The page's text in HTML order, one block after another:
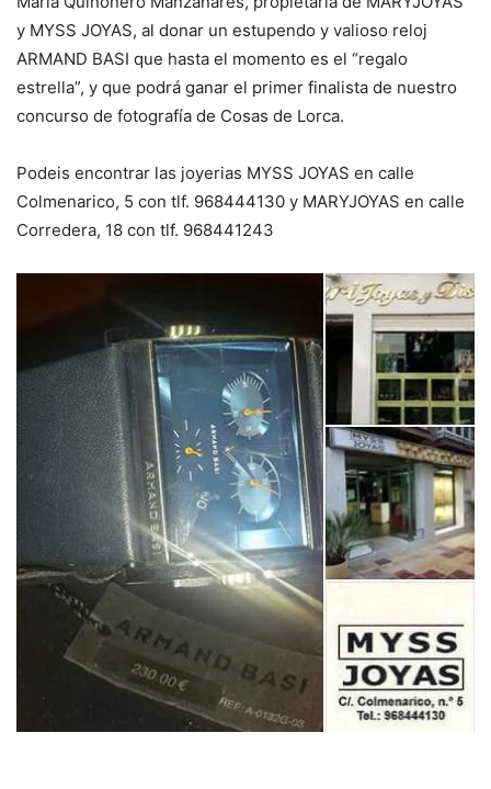
y MYSS JOYAS, al donar un estupendo y valioso reloj
ARMAND BASI que hasta el momento es el “regalo
estrella”, y que podrá ganar el primer finalista de nuestro
concurso de fotografía de Cosas de Lorca.
Podeis encontrar las joyerias MYSS JOYAS en calle
Colmenarico, 5 con tlf. 968444130 y MARYJOYAS en calle
Corredera, 18 con tlf. 968441243